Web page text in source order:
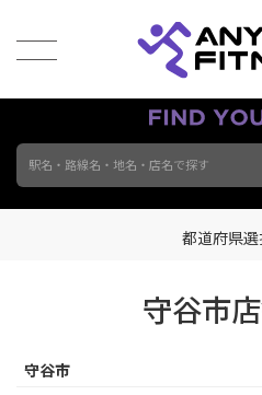
駅名・路線名・地名・店名で探す
都道府県選
守谷市
守谷市